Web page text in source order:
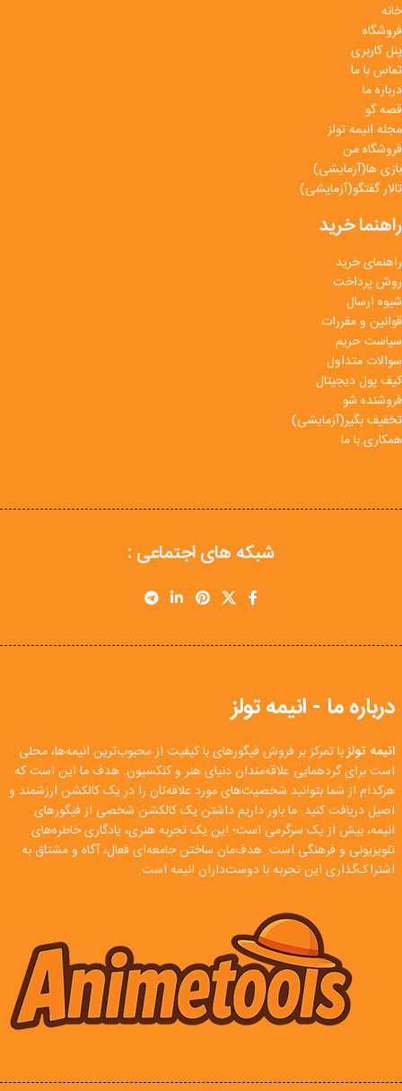
خانه
فروشگاه
پنل کاربری
تماس با ما
درباره ما
قصه گو
مجله انیمه تولز
فروشگاه من
بازی ها(آزمایشی)
تالار گفتگو(آزمایشی)
راهنما خرید
راهنمای خرید
روش پرداخت
شیوه ارسال
قوانین و مقررات
سیاست حریم
سوالات متداول
کیف پول دیجیتال
فروشنده شو
تخفیف بگیر(آزمایشی)
همکاری با ما
شبکه های اجتماعی :
درباره ما - انیمه تولز
انیمه تولزبا تمرکز بر فروش فیگورهای با کیفیت از محبوب‌ترین انیمه‌ها، محلی
است برای گردهمایی علاقه‌مندان دنیای هنر و کلکسیون. هدف ما این است که
هرکدام از شما بتوانید شخصیت‌های مورد علاقه‌تان را در یک کالکشن ارزشمند و
اصیل دریافت کنید. ما باور داریم داشتن یک کالکشن شخصی از فیگورهای
انیمه، بیش از یک سرگرمی است؛ این یک تجربه هنری، یادگاری خاطره‌های
تلویزیونی و فرهنگی است. هدف‌مان ساختن جامعه‌ای فعال، آگاه و مشتاق به
اشتراک‌گذاری این تجربه با دوست‌داران انیمه است.